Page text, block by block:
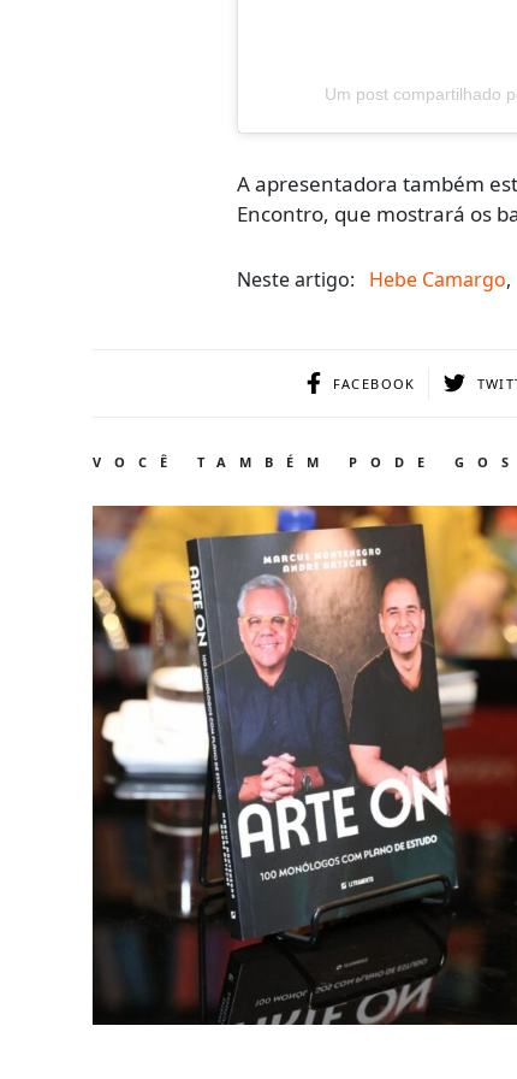
Um post compartilhado
A apresentadora também
Encontro, que mostrará os
Neste artigo: Hebe Camargo,
FACEBOOK
VOCÊ TAMBÉM PODE